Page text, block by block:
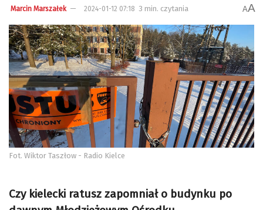
Marcin Marszałek 2024-01-12 07:18 3 min. czytania AA
Fot. Wiktor Taszłow - Radio Kielce
Czy kielecki ratusz zapomniał o budynku po